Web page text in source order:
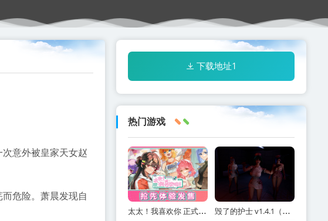
意外被皇家天女赵
危险。萧晨发现自
下载地址1
热门游戏
太太！我喜欢你 正式版（Sensei! I Like You So Much!）免安装中文版 毁了的护士 v1.4.1（Ruined Nurse）免安装中文版